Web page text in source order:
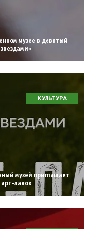
музее в девятый
КУЛЬТУРА
музей приглашает
арт-лавок